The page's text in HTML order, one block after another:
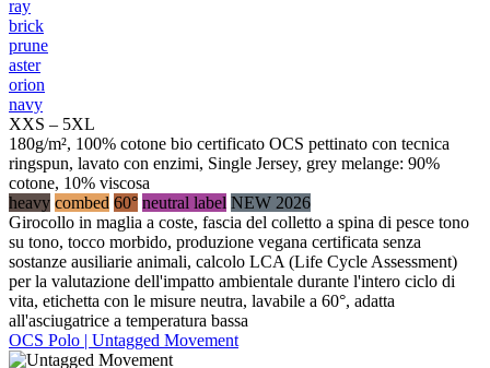
ray
brick
prune
aster
orion
navy
XXS – 5XL
180g/m², 100% cotone bio certificato OCS pettinato con tecnica
ringspun, lavato con enzimi, Single Jersey, grey melange: 90%
cotone, 10% viscosa
heavy combed 60° neutral label NEW 2026
Girocollo in maglia a coste, fascia del colletto a spina di pesce tono
su tono, tocco morbido, produzione vegana certificata senza
sostanze ausiliarie animali, calcolo LCA (Life Cycle Assessment)
per la valutazione dell'impatto ambientale durante l'intero ciclo di
vita, etichetta con le misure neutra, lavabile a 60°, adatta
all'asciugatrice a temperatura bassa
OCS Polo | Untagged Movement